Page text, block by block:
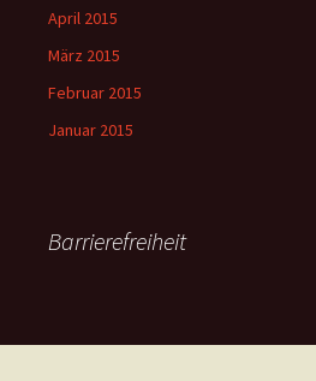
April 2015
März 2015
Februar 2015
Januar 2015
Barrierefreiheit